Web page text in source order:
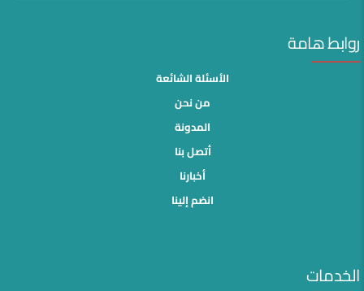
روابط هامة
الأسئلة الشائعة
من نحن
المدونة
أتصل بنا
أخبارنا
انضم إلينا
الخدمات